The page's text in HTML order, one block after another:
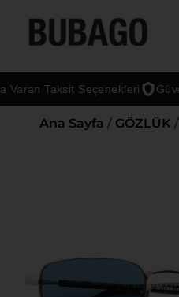
Taksit Seçenekleri Güvenli
Ana Sayfa / GÖZLÜK /